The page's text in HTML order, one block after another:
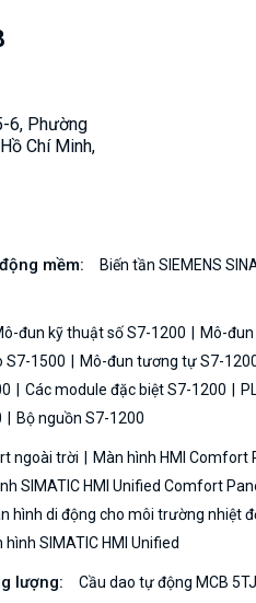
6, Phường
Chí Minh,
mềm: Biến tần SIEMENS
đun kỹ thuật số S7-1200 Mô-
S7-1500 Mô-đun tương tự S7-
Các module đặc biệt S7-1200
Bộ nguồn S7-1200
ngoài trời Màn hình HMI Comfort
SIMATIC HMI Unified Comfort
hình di động cho môi trường nhiệt
hình SIMATIC HMI Unified
lượng: Cầu dao tự động MCB